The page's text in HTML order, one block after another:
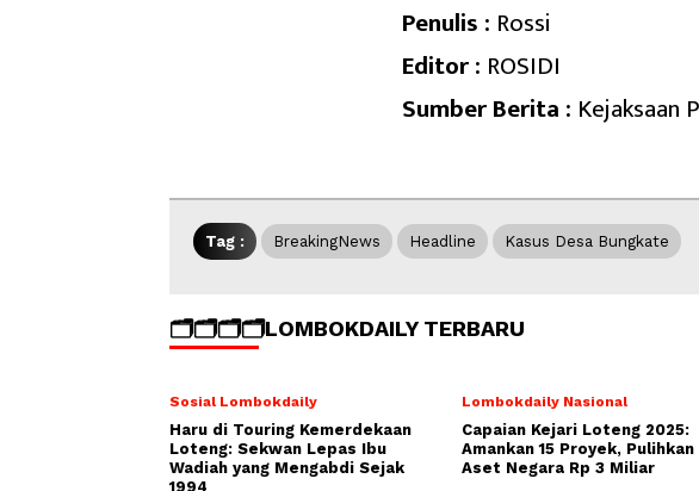
Penulis : Rossi
Editor : ROSIDI
Sumber Berita : Kejaksaan
Tag : BreakingNews Headline Kasus Desa Bungkate
🗂️🗂️🗂️🗂️LOMBOKDAILY TERBARU
Sosial Lombokdaily
Haru di Touring Kemerdekaan
Loteng: Sekwan Lepas Ibu
Wadiah yang Mengabdi Sejak
1994
Lombokdaily Nasional
Capaian Kejari Loteng 2025:
Amankan 15 Proyek, Pulihkan
Aset Negara Rp 3 Miliar